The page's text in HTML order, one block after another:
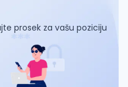
prosek za vašu poziciju